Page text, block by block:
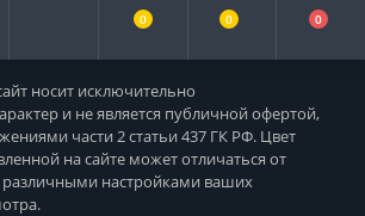
носит исключительно
и не является публичной офертой,
части 2 статьи 437 ГК РФ. Цвет
на сайте может отличаться от
различными настройками ваших
0 0 0